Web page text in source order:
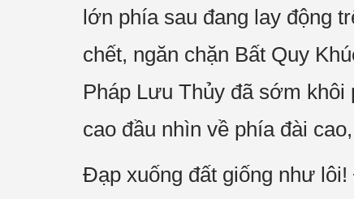
lớn phía sau đang lay động
chết, ngăn chặn Bất Quy
Pháp Lưu Thủy đã sớm
cao đầu nhìn về phía đài
Đạp xuống đất giống như